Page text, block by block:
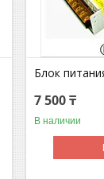
Блок
7 500 ₸
В наличии